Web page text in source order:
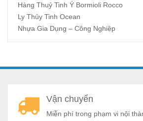
Hàng Thuỷ Tinh Ý Bormioli Rocco
Ly Thủy Tinh Ocean
Nhựa Gia Dụng – Công Nghiệp
Vận chuyển
Miễn phí trong phạm vi nội